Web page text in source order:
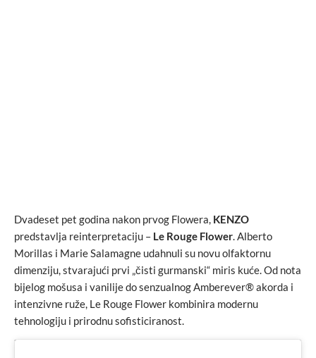
Dvadeset pet godina nakon prvog Flowera, KENZO
predstavlja reinterpretaciju – Le Rouge Flower. Alberto
Morillas i Marie Salamagne udahnuli su novu olfaktornu
dimenziju, stvarajući prvi „čisti gurmanski“ miris kuće. Od nota
bijelog mošusa i vanilije do senzualnog Amberever® akorda i
intenzivne ruže, Le Rouge Flower kombinira modernu
tehnologiju i prirodnu sofisticiranost.